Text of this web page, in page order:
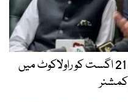
آزاد کشمیر: دھرنا ختم ہوا تو 20 یا 21 اگست کو راولاکوٹ میں